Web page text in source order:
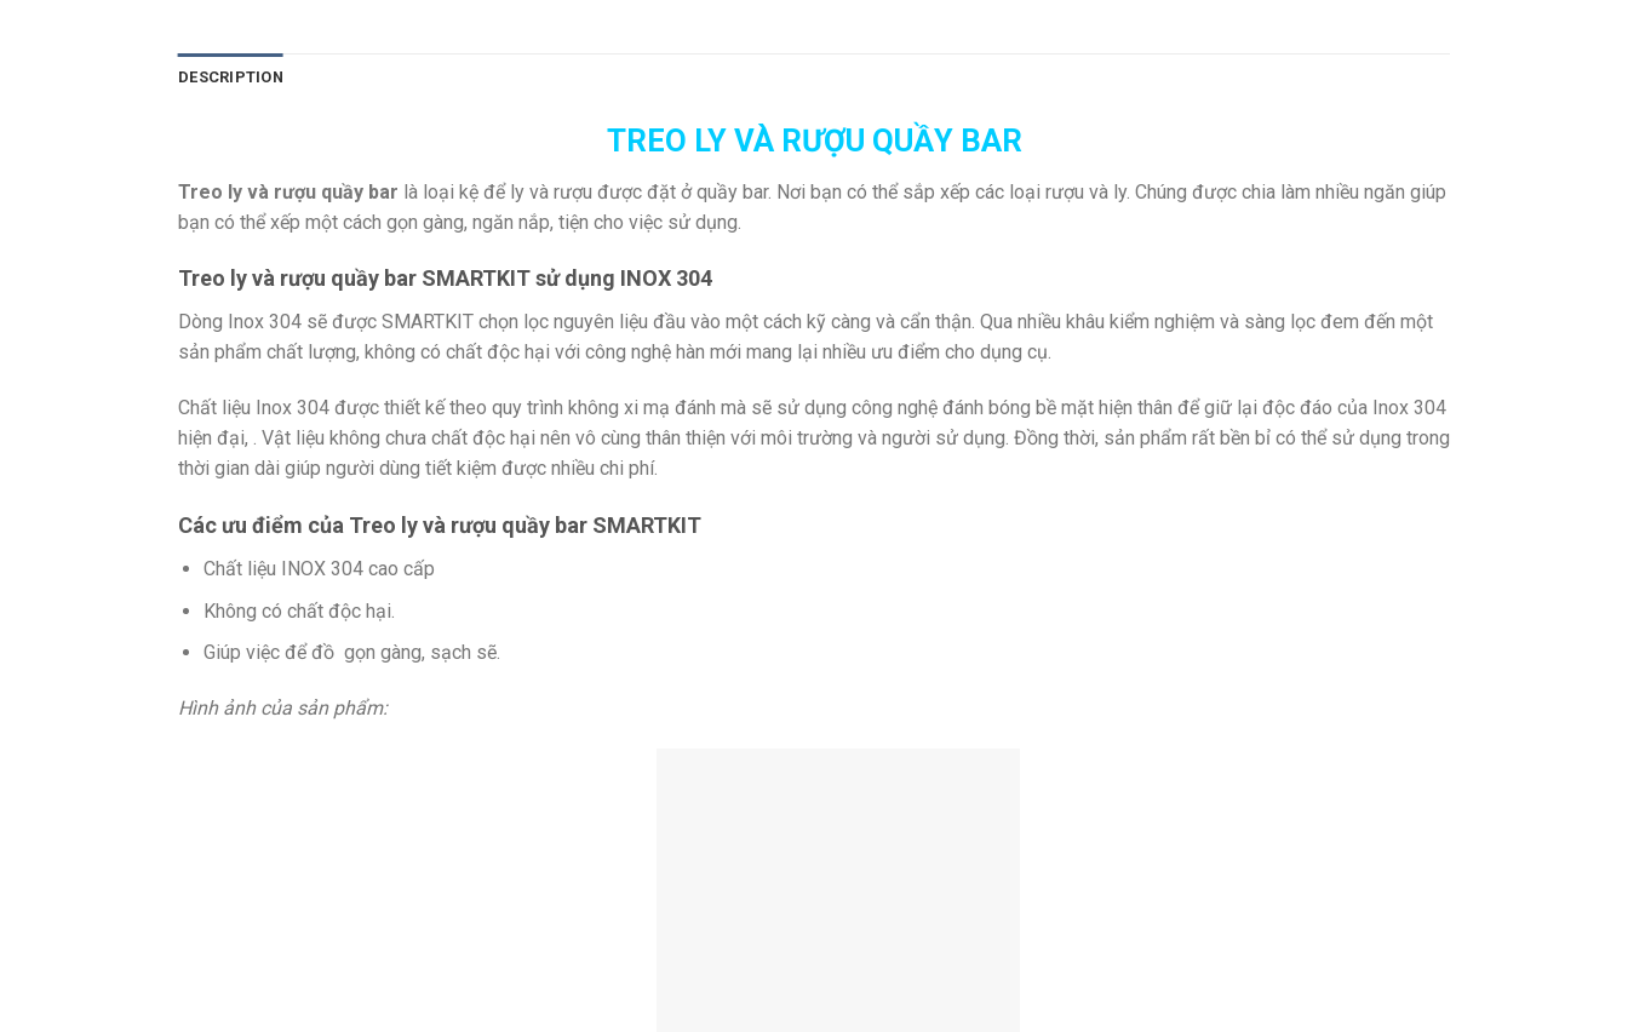
DESCRIPTION
TREO LY VÀ RƯỢU QUẦY BAR
Treo ly và rượu quầy bar là loại kệ để ly và rượu được đặt ở quầy bar. Nơi bạn có thể sắp xếp các loại rượu và ly. Chúng được chia làm nhiều ngăn giúp
bạn có thể xếp một cách gọn gàng, ngăn nắp, tiện cho việc sử dụng.
Treo ly và rượu quầy bar SMARTKIT sử dụng INOX 304
Dòng Inox 304 sẽ được SMARTKIT chọn lọc nguyên liệu đầu vào một cách kỹ càng và cẩn thận. Qua nhiều khâu kiểm nghiệm và sàng lọc đem đến một
sản phẩm chất lượng, không có chất độc hại với công nghệ hàn mới mang lại nhiều ưu điểm cho dụng cụ.
Chất liệu Inox 304 được thiết kế theo quy trình không xi mạ đánh mà sẽ sử dụng công nghệ đánh bóng bề mặt hiện thân để giữ lại độc đáo của Inox 304
hiện đại, . Vật liệu không chưa chất độc hại nên vô cùng thân thiện với môi trường và người sử dụng. Đồng thời, sản phẩm rất bền bỉ có thể sử dụng trong
thời gian dài giúp người dùng tiết kiệm được nhiều chi phí.
Các ưu điểm của Treo ly và rượu quầy bar SMARTKIT
Chất liệu INOX 304 cao cấp
Không có chất độc hại.
Giúp việc để đồ gọn gàng, sạch sẽ.
Hình ảnh của sản phẩm: